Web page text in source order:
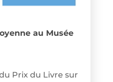
au Musée
Prix du Livre sur